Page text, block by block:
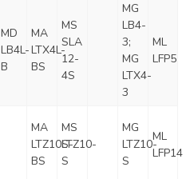
MD
LB4L-
B
MA
LTX4L-
BS
MS
SLA
12-
4S
MG
LB4-
3;
MG
LTX4-
3
ML
LFP5
MA
LTZ10S-
BS
MS
LTZ10-
S
MG
LTZ10-
S
ML
LFP14